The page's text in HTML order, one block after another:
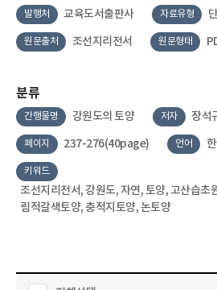
발행처 교육도서출판사 자료유형
원문출처 조선지리전서 원문형태
분류
간행물명 강원도의 토양 저자 장석
페이지 237-276(40page) 언어
키워드
조선지리전서, 강원도, 자연, 토양, 고산습초
림적갈색토양, 충적지토양, 논토양